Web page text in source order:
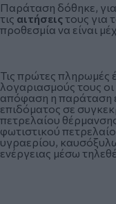
Παράταση δόθηκε,
τις αιτήσειςτους για
προθεσμία να είναι
Τις πρώτες πληρωμές
λογαριασμούς τους
απόφαση η παράταση
επιδόματος σε
πετρελαίου
φωτιστικού
υγραερίου,
ενέργειας μέσω